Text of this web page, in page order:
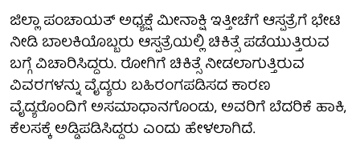
ಜಿಲ್ಲಾ ಪಂಚಾಯತ್ ಅಧ್ಯಕ್ಷೆ ಮೀನಾಕ್ಷಿ ಇತ್ತೀಚೆಗೆ ಆಸ್ಪತ್ರೆಗೆ ಭೇಟಿ
ನೀಡಿ ಬಾಲಕಿಯೊಬ್ಬರು ಆಸ್ಪತ್ರೆಯಲ್ಲಿ ಚಿಕಿತ್ಸೆ ಪಡೆಯುತ್ತಿರುವ
ಬಗ್ಗೆ ವಿಚಾರಿಸಿದ್ದರು. ರೋಗಿಗೆ ಚಿಕಿತ್ಸೆ ನೀಡಲಾಗುತ್ತಿರುವ
ವಿವರಗಳನ್ನು ವೈದ್ಯರು ಬಹಿರಂಗಪಡಿಸದ ಕಾರಣ
ವೈದ್ಯರೊಂದಿಗೆ ಅಸಮಾಧಾನಗೊಂಡು, ಅವರಿಗೆ ಬೆದರಿಕೆ ಹಾಕಿ,
ಕೆಲಸಕ್ಕೆ ಅಡ್ಡಿಪಡಿಸಿದ್ದರು ಎಂದು ಹೇಳಲಾಗಿದೆ.